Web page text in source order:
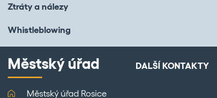
Ztráty a nálezy
Whistleblowing
Městský úřad DALŠÍ KONTAKTY
Městský úřad Rosice